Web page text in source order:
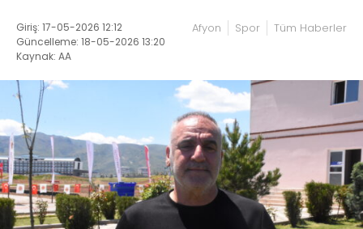
Giriş: 17-05-2026 12:12
Güncelleme: 18-05-2026 13:20
Kaynak: AA
Afyon Spor Tüm Haberler